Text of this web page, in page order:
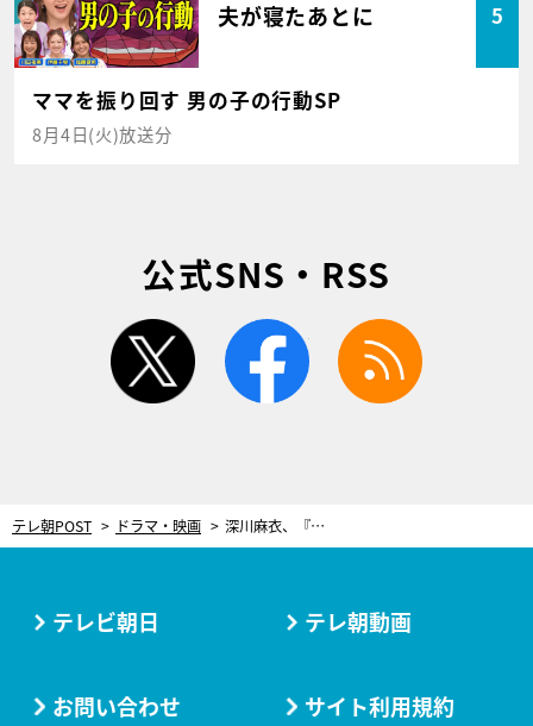
夫が寝たあとに 5
ママを振り回す 男の子の行動SP
8月4日(火)放送分
公式SNS・RSS
twitter facebook
テレ朝POST ドラマ・映画 深川麻衣、『特捜９』新キャストに！「すごく緊張しますが、それ以上に楽しみです」
テレビ朝日 テレ朝動画
お問い合わせ サイト利用規約